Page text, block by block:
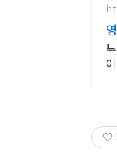
투명